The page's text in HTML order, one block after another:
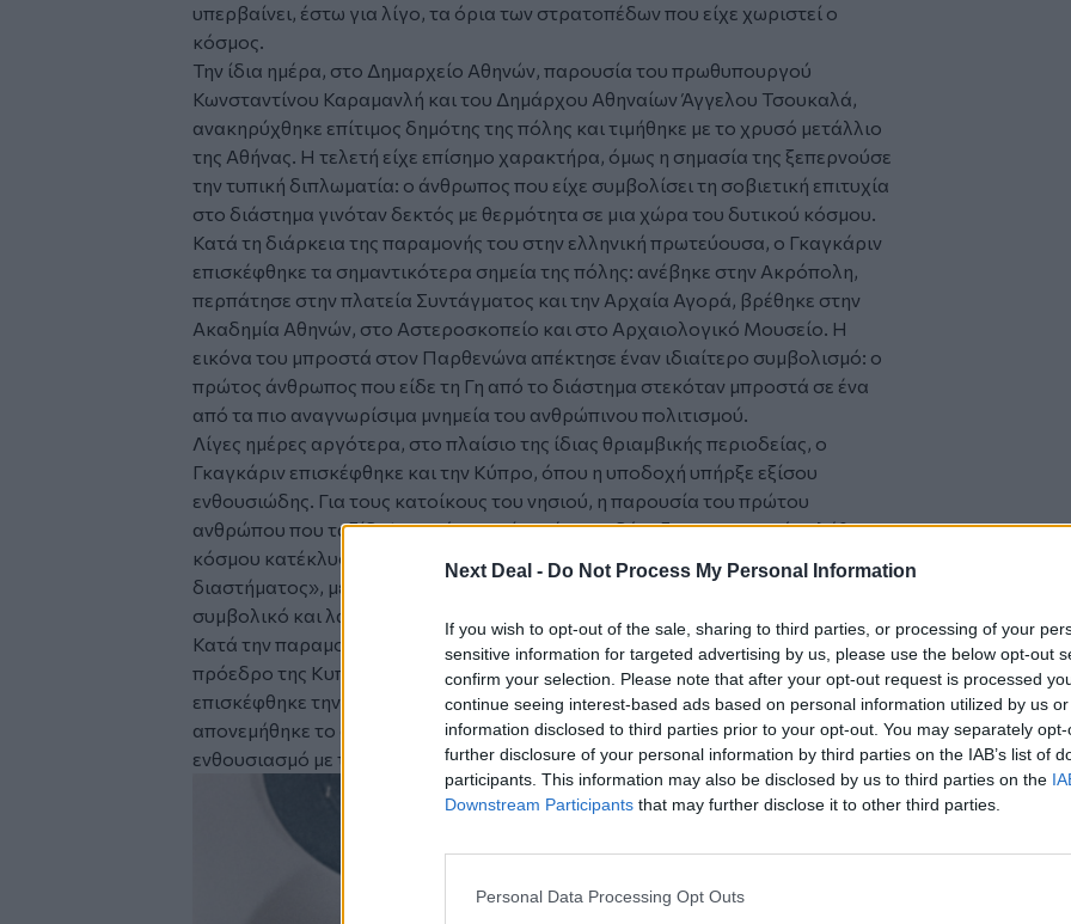
Next Deal - Do Not Process My Personal Information
If you wish to opt-out of the sale, sharing to third parties, or processing of your
sensitive information for targeted advertising by us, please use the below opt-out
confirm your selection. Please note that after your opt-out request is processed
continue seeing interest-based ads based on personal information utilized by us
information disclosed to third parties prior to your opt-out. You may separately
further disclosure of your personal information by third parties on the IAB’s list of
participants. This information may also be disclosed by us to third parties on the
Downstream Participants that may further disclose it to other third parties.
Personal Data Processing Opt Outs
υπερβαίνει, έστω για λίγο, τα όρια των στρατοπέδων που είχε χωριστεί ο
κόσμος.
Την ίδια ημέρα, στο Δημαρχείο Αθηνών, παρουσία του πρωθυπουργού
Κωνσταντίνου Καραμανλή και του Δημάρχου Αθηναίων Άγγελου Τσουκαλά,
ανακηρύχθηκε επίτιμος δημότης της πόλης και τιμήθηκε με το χρυσό μετάλλιο
της Αθήνας. Η τελετή είχε επίσημο χαρακτήρα, όμως η σημασία της ξεπερνούσε
την τυπική διπλωματία: ο άνθρωπος που είχε συμβολίσει τη σοβιετική επιτυχία
στο διάστημα γινόταν δεκτός με θερμότητα σε μια χώρα του δυτικού κόσμου.
Κατά τη διάρκεια της παραμονής του στην ελληνική πρωτεύουσα, ο Γκαγκάριν
επισκέφθηκε τα σημαντικότερα σημεία της πόλης: ανέβηκε στην Ακρόπολη,
περπάτησε στην πλατεία Συντάγματος και την Αρχαία Αγορά, βρέθηκε στην
Ακαδημία Αθηνών, στο Αστεροσκοπείο και στο Αρχαιολογικό Μουσείο. Η
εικόνα του μπροστά στον Παρθενώνα απέκτησε έναν ιδιαίτερο συμβολισμό: ο
πρώτος άνθρωπος που είδε τη Γη από το διάστημα στεκόταν μπροστά σε ένα
από τα πιο αναγνωρίσιμα μνημεία του ανθρώπινου πολιτισμού.
Λίγες ημέρες αργότερα, στο πλαίσιο της ίδιας θριαμβικής περιοδείας, ο
Γκαγκάριν επισκέφθηκε και την Κύπρο, όπου η υποδοχή υπήρξε εξίσου
ενθουσιώδης. Για τους κατοίκους του νησιού, η παρουσία του πρώτου
ανθρώπου που ταξίδεψε εκτός Γης είχε κάτι σχεδόν εξωπραγματικό. Πλήθος
κόσμου κατέκλυσε τους δρόμους για να δει από κοντά τον «άνθρωπο του
διαστήματος», μετατρέποντας την επίσκεψη σε ένα γεγονός με έντονο
συμβολικό και λαϊκό χαρακτήρα.
Κατά την παραμονή του, ο σοβιετικός κοσμοναύτης συναντήθηκε με τον τότε
πρόεδρο της Κυπριακής Δημοκρατίας, Αρχιεπίσκοπο Μακάριο Γ΄, ενώ
επισκέφθηκε την Αμμόχωστο και τη Λεμεσό. Στη Λεμεσό, μάλιστα, του
απονεμήθηκε το ασημένιο κλειδί της πόλης — μια τιμή που σφράγιζε τον
ενθουσιασμό με τον οποίο τον υποδέχθηκε το νησί.